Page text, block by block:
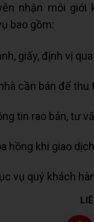
nhận môi giới
bao gồm:
giấy, định vị
cần bán để thu
tin rao bán, tư
hồng khi giao
vụ quý khách